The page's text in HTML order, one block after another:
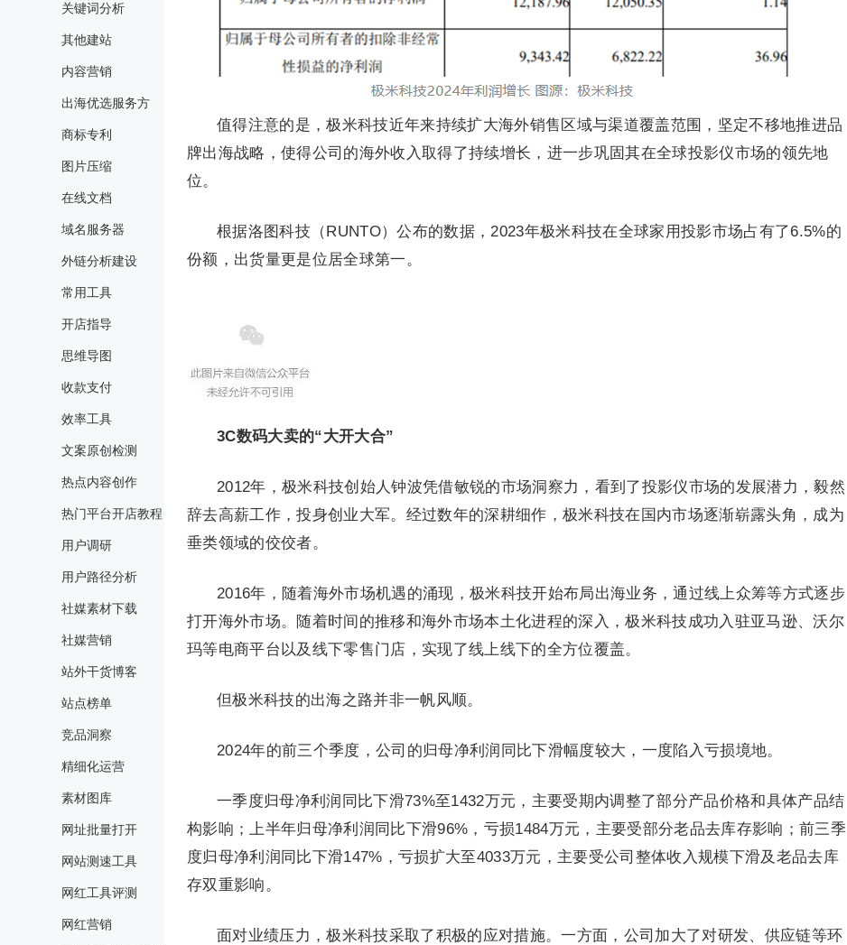
关键词分析
其他建站
内容营销
出海优选服务方
商标专利
图片压缩
在线文档
域名服务器
外链分析建设
常用工具
开店指导
思维导图
收款支付
效率工具
文案原创检测
热点内容创作
热门平台开店教程
用户调研
用户路径分析
社媒素材下载
社媒营销
站外干货博客
站点榜单
竞品洞察
精细化运营
素材图库
网址批量打开
网站测速工具
网红工具评测
网红营销
值得注意的是，极米科技近年来持续扩大海外销售区域与渠道覆盖范围，坚定不移地推进品
牌出海战略，使得公司的海外收入取得了持续增长，进一步巩固其在全球投影仪市场的领先地
位。
根据洛图科技（RUNTO）公布的数据，2023年极米科技在全球家用投影市场占有了6.5%的
份额，出货量更是位居全球第一。
3C数码大卖的“大开大合”
2012年，极米科技创始人钟波凭借敏锐的市场洞察力，看到了投影仪市场的发展潜力，毅然
辞去高薪工作，投身创业大军。经过数年的深耕细作，极米科技在国内市场逐渐崭露头角，成为
垂类领域的佼佼者。
2016年，随着海外市场机遇的涌现，极米科技开始布局出海业务，通过线上众筹等方式逐步
打开海外市场。随着时间的推移和海外市场本土化进程的深入，极米科技成功入驻亚马逊、沃尔
玛等电商平台以及线下零售门店，实现了线上线下的全方位覆盖。
但极米科技的出海之路并非一帆风顺。
2024年的前三个季度，公司的归母净利润同比下滑幅度较大，一度陷入亏损境地。
一季度归母净利润同比下滑73%至1432万元，主要受期内调整了部分产品价格和具体产品结
构影响；上半年归母净利润同比下滑96%，亏损1484万元，主要受部分老品去库存影响；前三季
度归母净利润同比下滑147%，亏损扩大至4033万元，主要受公司整体收入规模下滑及老品去库
存双重影响。
面对业绩压力，极米科技采取了积极的应对措施。一方面，公司加大了对研发、供应链等环